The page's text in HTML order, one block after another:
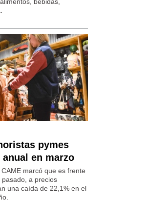
pymes
anual en marzo
marcó que es frente
a precios
una caída de 22,1% en el